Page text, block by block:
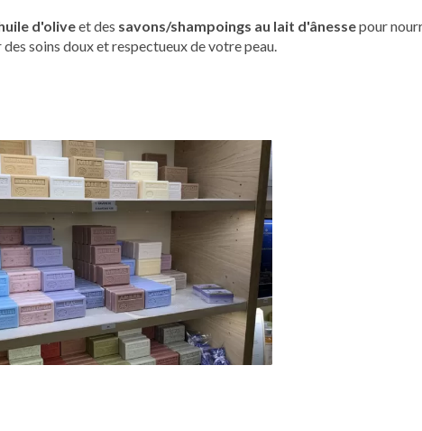
d'oliveet des savons/shampoings au lait d'ânessepour
soins doux et respectueux de votre peau.